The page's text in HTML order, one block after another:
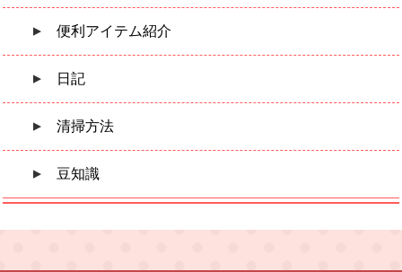
便利アイテム紹介
日記
清掃方法
豆知識